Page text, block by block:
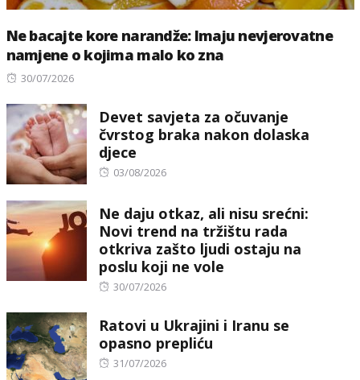
Ne bacajte kore narandže: Imaju nevjerovatne
namjene o kojima malo ko zna
Posted
30/07/2026
Devet savjeta za očuvanje
čvrstog braka nakon dolaska
djece
Posted
03/08/2026
Ne daju otkaz, ali nisu srećni:
Novi trend na tržištu rada
otkriva zašto ljudi ostaju na
poslu koji ne vole
Posted
30/07/2026
Ratovi u Ukrajini i Iranu se
opasno prepliću
Posted
31/07/2026